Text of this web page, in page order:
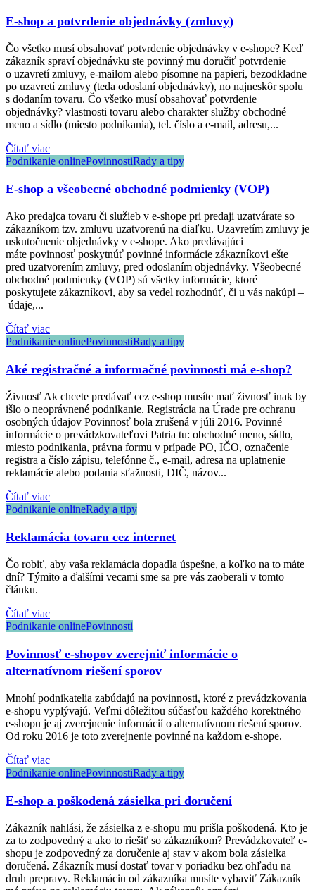
E-shop a potvrdenie objednávky (zmluvy)
Čo všetko musí obsahovať potvrdenie objednávky v e-shope? Keď
zákazník spraví objednávku ste povinný mu doručiť potvrdenie
o uzavretí zmluvy, e-mailom alebo písomne na papieri, bezodkladne
po uzavretí zmluvy (teda odoslaní objednávky), no najneskôr spolu
s dodaním tovaru. Čo všetko musí obsahovať potvrdenie
objednávky? vlastnosti tovaru alebo charakter služby obchodné
meno a sídlo (miesto podnikania), tel. číslo a e-mail, adresu,...
Čítať viac
Podnikanie onlinePovinnostiRady a tipy
E-shop a všeobecné obchodné podmienky (VOP)
Ako predajca tovaru či služieb v e-shope pri predaji uzatvárate so
zákazníkom tzv. zmluvu uzatvorenú na diaľku. Uzavretím zmluvy je
uskutočnenie objednávky v e-shope. Ako predávajúci
máte povinnosť poskytnúť povinné informácie zákazníkovi ešte
pred uzatvorením zmluvy, pred odoslaním objednávky. Všeobecné
obchodné podmienky (VOP) sú všetky informácie, ktoré
poskytujete zákazníkovi, aby sa vedel rozhodnúť, či u vás nakúpi –
údaje,...
Čítať viac
Podnikanie onlinePovinnostiRady a tipy
Aké registračné a informačné povinnosti má e-shop?
Živnosť Ak chcete predávať cez e-shop musíte mať živnosť inak by
išlo o neoprávnené podnikanie. Registrácia na Úrade pre ochranu
osobných údajov Povinnosť bola zrušená v júli 2016. Povinné
informácie o prevádzkovateľovi Patria tu: obchodné meno, sídlo,
miesto podnikania, právna formu v prípade PO, IČO, označenie
registra a číslo zápisu, telefónne č., e-mail, adresa na uplatnenie
reklamácie alebo podania sťažnosti, DIČ, názov...
Čítať viac
Podnikanie onlineRady a tipy
Reklamácia tovaru cez internet
Čo robiť, aby vaša reklamácia dopadla úspešne, a koľko na to máte
dní? Týmito a ďalšími vecami sme sa pre vás zaoberali v tomto
článku.
Čítať viac
Podnikanie onlinePovinnosti
Povinnosť e-shopov zverejniť informácie o
alternatívnom riešení sporov
Mnohí podnikatelia zabúdajú na povinnosti, ktoré z prevádzkovania
e-shopu vyplývajú. Veľmi dôležitou súčasťou každého korektného
e-shopu je aj zverejnenie informácií o alternatívnom riešení sporov.
Od roku 2016 je toto zverejnenie povinné na každom e-shope.
Čítať viac
Podnikanie onlinePovinnostiRady a tipy
E-shop a poškodená zásielka pri doručení
Zákazník nahlási, že zásielka z e-shopu mu prišla poškodená. Kto je
za to zodpovedný a ako to riešiť so zákazníkom? Prevádzkovateľ e-
shopu je zodpovedný za doručenie aj stav v akom bola zásielka
doručená. Zákazník musí dostať tovar v poriadku bez ohľadu na
druh prepravy. Reklamáciu od zákazníka musíte vybaviť Zákazník